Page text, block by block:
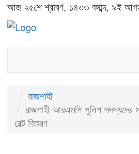
আজ ২৫শে শ্রাবণ, ১৪৩৩ বঙ্গাব্দ, ৯ই
রাজশাহী
রাজশাহী আরএমপি পুলিশ সদস্যদের
বেল্ট বিতরণ